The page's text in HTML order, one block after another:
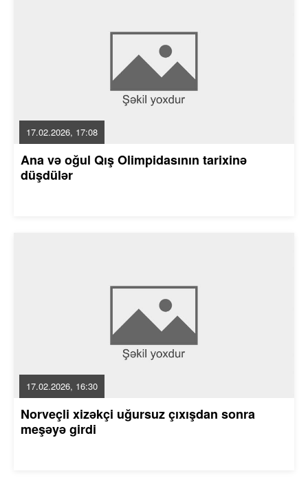
17.02.2026, 17:08
Ana və oğul Qış Olimpidasının tarixinə
düşdülər
17.02.2026, 16:30
Norveçli xizəkçi uğursuz çıxışdan sonra
meşəyə girdi